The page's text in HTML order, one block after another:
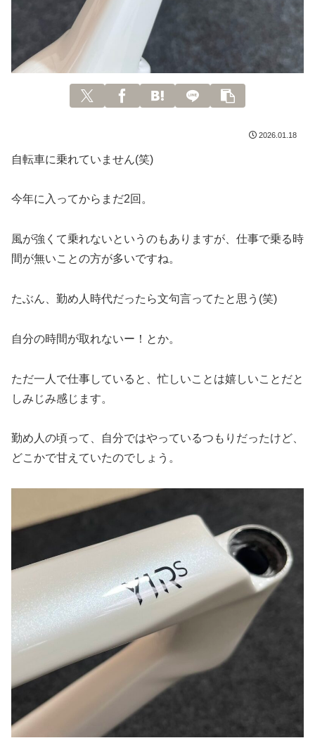
2026.01.18
自転車に乗れていません(笑)
今年に入ってからまだ2回。
風が強くて乗れないというのもありますが、仕事で乗る時
間が無いことの方が多いですね。
たぶん、勤め人時代だったら文句言ってたと思う(笑)
自分の時間が取れないー！とか。
ただ一人で仕事していると、忙しいことは嬉しいことだと
しみじみ感じます。
勤め人の頃って、自分ではやっているつもりだったけど、
どこかで甘えていたのでしょう。